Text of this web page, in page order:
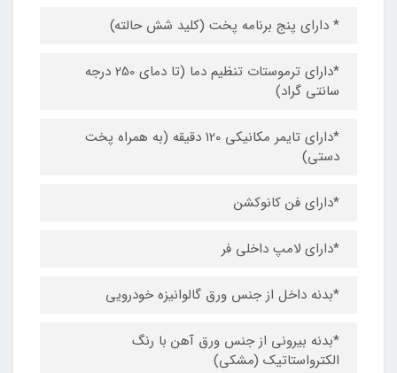
* دارای پنج برنامه پخت (کلید شش حالته)
*دارای ترموستات تنظیم دما (تا دمای 250 درجه
سانتی گراد)
*دارای تایمر مکانیکی 120 دقیقه (به همراه پخت
دستی)
*دارای فن کانوکشن
*دارای لامپ داخلی فر
*بدنه داخل از جنس ورق گالوانیزه خودرویی
*بدنه بیرونی از جنس ورق آهن با رنگ
الکترواستاتیک (مشکی)